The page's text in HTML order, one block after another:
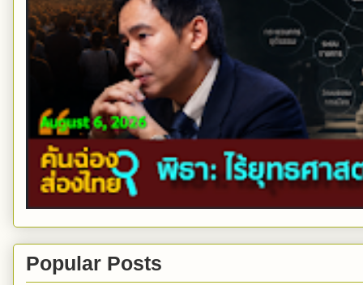
Popular Posts